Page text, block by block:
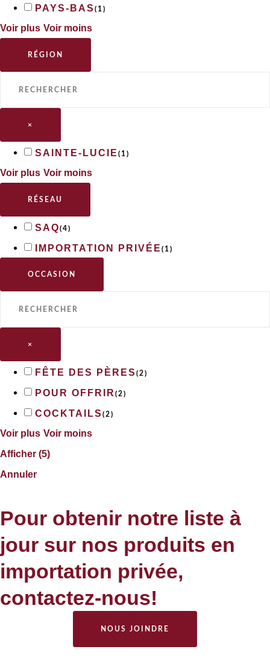
PAYS-BAS ( 1 )
Voir plus Voir moins
RÉGION
×
SAINTE-LUCIE ( 1 )
Voir plus Voir moins
RÉSEAU
SAQ(4)
IMPORTATION PRIVÉE ( 1 )
OCCASION
×
FÊTE DES PÈRES (2)
POUR OFFRIR (2)
COCKTAILS (2)
Voir plus Voir moins
Afficher (5)
Annuler
Pour obtenir notre liste à
jour sur nos produits en
importation privée,
contactez-nous!
NOUS JOINDRE